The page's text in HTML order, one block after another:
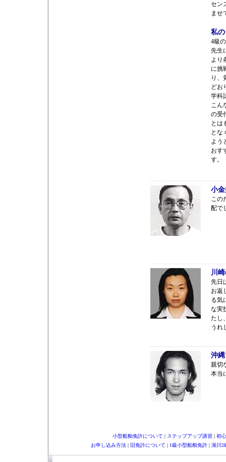
セン
ませ
私
4級
先生
より
に挑
り、
どお
学科
こん
の受
とは
とな
よう
おす
す。
小
この
配で
川
先日
お返
る気
な実
たし
うれ
沖
親切
本当
小型船舶免許について | ステップアップ講習 | 初
お申し込み方法| 旧免許について | 1級小型船舶免許| 湖川2